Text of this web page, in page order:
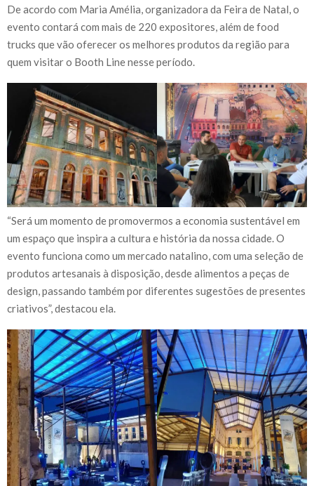
De acordo com Maria Amélia, organizadora da Feira de Natal, o
evento contará com mais de 220 expositores, além de food
trucks que vão oferecer os melhores produtos da região para
quem visitar o Booth Line nesse período.
“Será um momento de promovermos a economia sustentável em
um espaço que inspira a cultura e história da nossa cidade. O
evento funciona como um mercado natalino, com uma seleção de
produtos artesanais à disposição, desde alimentos a peças de
design, passando também por diferentes sugestões de presentes
criativos”, destacou ela.